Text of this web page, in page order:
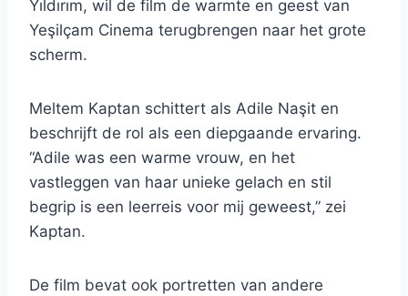
Yıldırım, wil de film de warmte en geest van
Yeşilçam Cinema terugbrengen naar het grote
scherm.
Meltem Kaptan schittert als Adile Naşit en
beschrijft de rol als een diepgaande ervaring.
“Adile was een warme vrouw, en het
vastleggen van haar unieke gelach en stil
begrip is een leerreis voor mij geweest,” zei
Kaptan.
De film bevat ook portretten van andere